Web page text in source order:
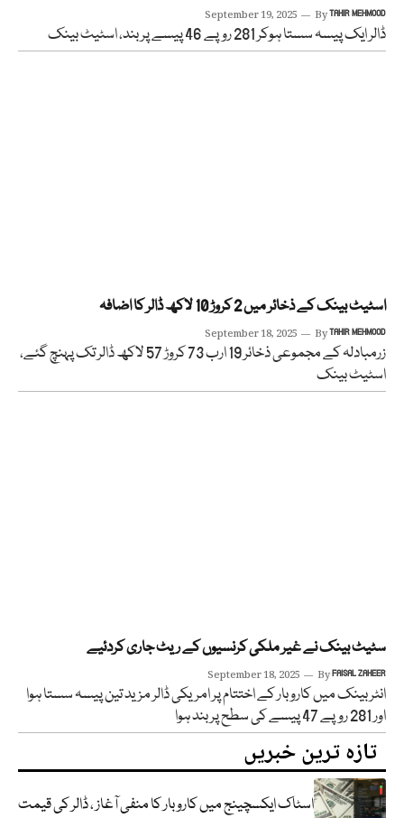
September 19, 2025 ByTAHIR MEHMOOD
ڈالر ایک پیسہ سستا ہوکر 281 روپے 46 پیسے پر بند، اسٹیٹ بینک
اسٹیٹ بینک کے ذخائر میں 2 کروڑ 10 لاکھ ڈالر کا اضافہ
September 18, 2025 ByTAHIR MEHMOOD
زرمبادلہ کے مجموعی ذخائر 19 ارب 73 کروڑ 57 لاکھ ڈالر تک پہنچ گئے،
اسٹیٹ بینک
سٹیٹ بینک نے غیر ملکی کرنسیوں کے ریٹ جاری کردئیے
September 18, 2025 ByFAISAL ZAHEER
انٹربینک میں کاروبار کے اختتام پر امریکی ڈالر مزید تین پیسہ سستا ہوا
اور 281 روپے 47 پیسے کی سطح پر بند ہوا
تازہ ترین خبریں
اسٹاک ایکسچینج میں کاروبار کا منفی آغاز ، ڈالر کی قیمت